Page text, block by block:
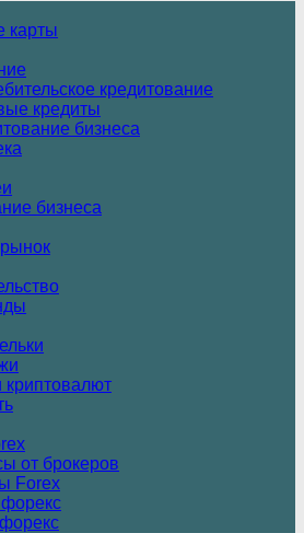
карты
кредитование
кредиты
бизнеса
бизнеса
от брокеров
Forex